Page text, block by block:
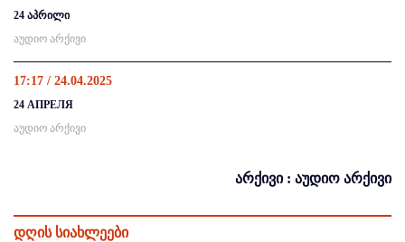
24 აპრილი
აუდიო არქივი
17:17 / 24.04.2025
24 АПРЕЛЯ
აუდიო არქივი
არქივი : აუდიო არქივი
დღის სიახლეები